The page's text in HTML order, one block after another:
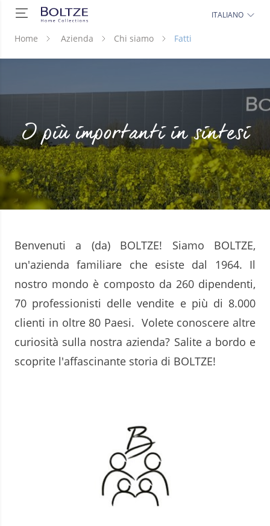
ITALIANO
Home Azienda Chi siamo Fatti
I più importanti in sintesi
Benvenuti a (da) BOLTZE! Siamo BOLTZE,
un'azienda familiare che esiste dal 1964. Il
nostro mondo è composto da 260 dipendenti,
70 professionisti delle vendite e più di 8.000
clienti in oltre 80 Paesi. Volete conoscere altre
curiosità sulla nostra azienda? Salite a bordo e
scoprite l'affascinante storia di BOLTZE!